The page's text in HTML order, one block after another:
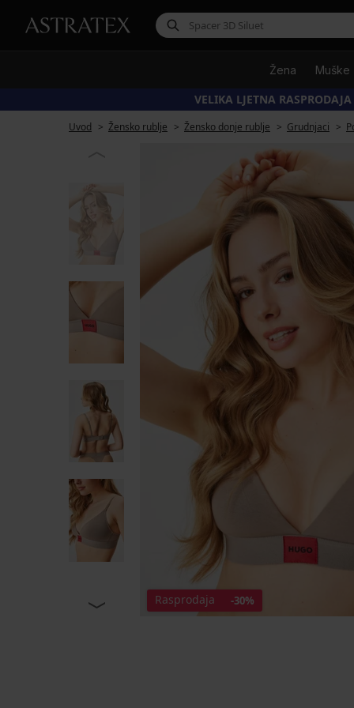
Žena Muške
VELIKA LJETNA
Uvod Žensko rublje Žensko donje rublje Grudnjaci
Rasprodaja -30%